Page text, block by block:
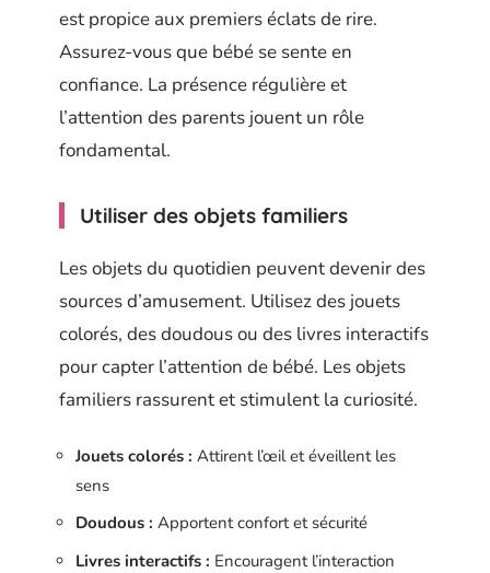
est propice aux premiers éclats de rire.
Assurez-vous que bébé se sente en
confiance. La présence régulière et
l’attention des parents jouent un rôle
fondamental.
Utiliser des objets familiers
Les objets du quotidien peuvent devenir des
sources d’amusement. Utilisez des jouets
colorés, des doudous ou des livres interactifs
pour capter l’attention de bébé. Les objets
familiers rassurent et stimulent la curiosité.
Jouets colorés : Attirent l’œil et éveillent les
sens
Doudous : Apportent confort et sécurité
Livres interactifs : Encouragent l’interaction